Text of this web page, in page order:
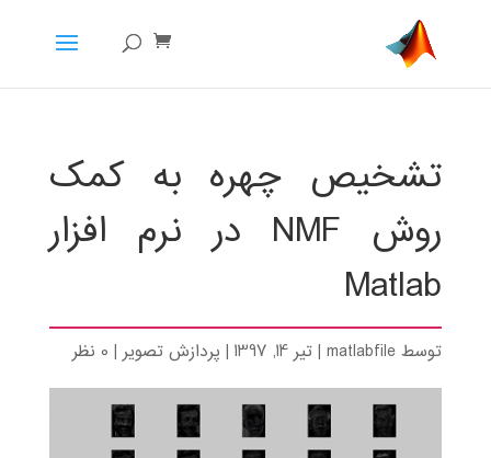
تشخیص چهره به کمک
روش NMF در نرم افزار
Matlab
توسطmatlabfile
|تیر 14, 1397 | پردازش تصویر| 0 نظر